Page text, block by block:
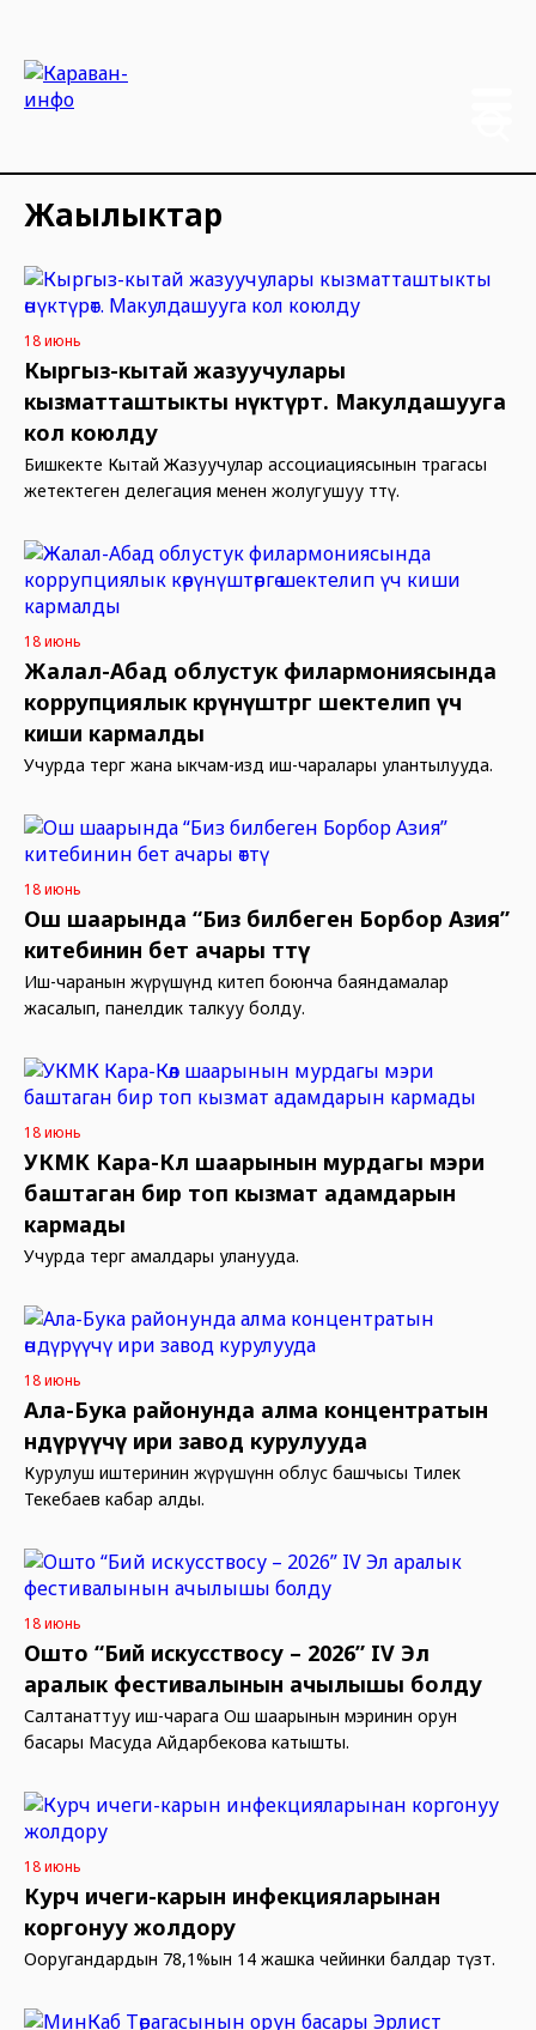
Жаңылыктар
18 июнь
Кыргыз-кытай жазуучулары
кызматташтыкты өнүктүрөт. Макулдашууга
кол коюлду
Бишкекте Кытай Жазуучулар ассоциациясынын төрагасы
жетектеген делегация менен жолугушуу өттү.
18 июнь
Жалал-Абад облустук филармониясында
коррупциялык көрүнүштөргө шектелип үч
киши кармалды
Учурда тергөө жана ыкчам-издөө иш-чаралары улантылууда.
18 июнь
Ош шаарында “Биз билбеген Борбор Азия”
китебинин бет ачары өттү
Иш-чаранын жүрүшүндө китеп боюнча баяндамалар
жасалып, панелдик талкуу болду.
18 июнь
УКМК Кара-Көл шаарынын мурдагы мэри
баштаган бир топ кызмат адамдарын
кармады
Учурда тергөө амалдары уланууда.
18 июнь
Ала-Бука районунда алма концентратын
өндүрүүчү ири завод курулууда
Курулуш иштеринин жүрүшүнөн облус башчысы Тилек
Текебаев кабар алды.
18 июнь
Ошто “Бий искусствосу – 2026” IV Эл
аралык фестивалынын ачылышы болду
Салтанаттуу иш-чарага Ош шаарынын мэринин орун
басары Масуда Айдарбекова катышты.
18 июнь
Курч ичеги-карын инфекцияларынан
коргонуу жолдору
Ооругандардын 78,1%ын 14 жашка чейинки балдар түзөт.